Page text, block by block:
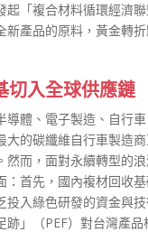
「複合材料循環經濟
產品的原料，黃金轉
切入全球供應鏈
體、電子製造、自行
的碳纖維自行車製造
而，面對永續轉型的
首先，國內複材回收
入綠色研發的資金與
」（PEF）對台灣產